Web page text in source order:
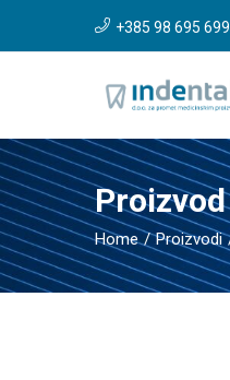
+385 98 695 699
Proizvod
Home Proizvodi